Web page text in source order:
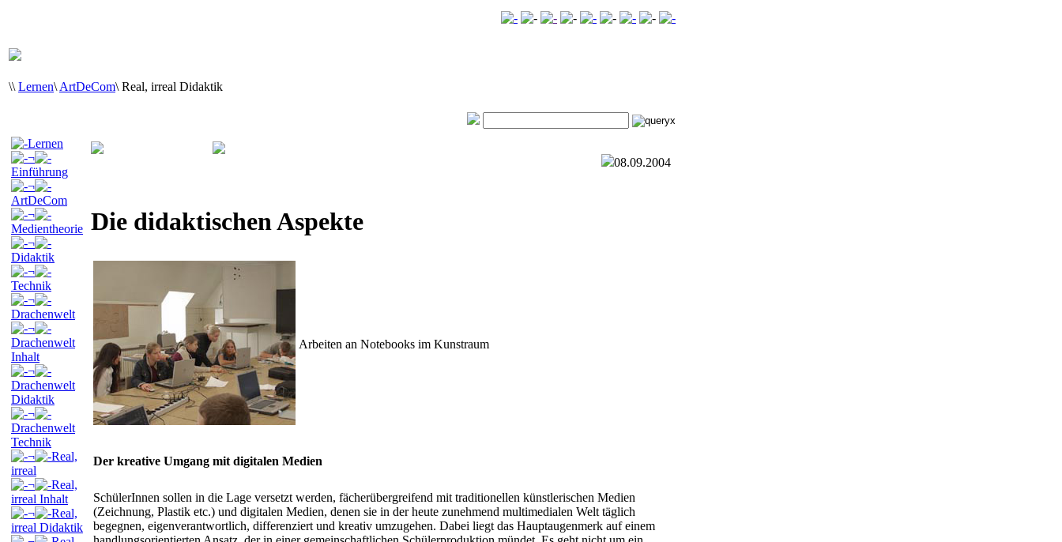
\\ Lernen\ ArtDeCom\ Real, irreal Didaktik
Lernen
¬
Einführung
¬
ArtDeCom
¬
Medientheorie
¬
Didaktik
¬
Technik
¬
Drachenwelt
¬
Drachenwelt
Inhalt
¬
Drachenwelt
Didaktik
¬
Drachenwelt
Technik
¬
Real,
irreal
¬
Real,
irreal Inhalt
¬
Real,
irreal Didaktik
08.09.2004
Die didaktischen Aspekte
Arbeiten an Notebooks im Kunstraum
Der kreative Umgang mit digitalen Medien
SchülerInnen sollen in die Lage versetzt werden, fächerübergreifend mit traditionellen künstlerischen Medien
(Zeichnung, Plastik etc.) und digitalen Medien, denen sie in der heute zunehmend multimedialen Welt täglich
begegnen, eigenverantwortlich, differenziert und kreativ umzugehen. Dabei liegt das Hauptaugenmerk auf einem